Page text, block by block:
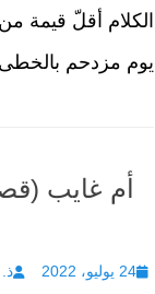
الكلام أقلّ قيمة
يوم مزدحم بالخطى
أم غايب
Posted
24 يوليو، 2022